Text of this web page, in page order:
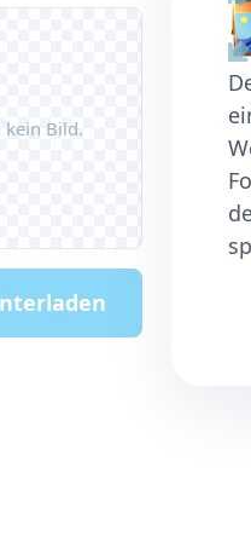
kein Bild.